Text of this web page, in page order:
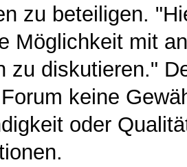
zu beteiligen.
Möglichkeit mit
zu diskutieren."
keine
oder